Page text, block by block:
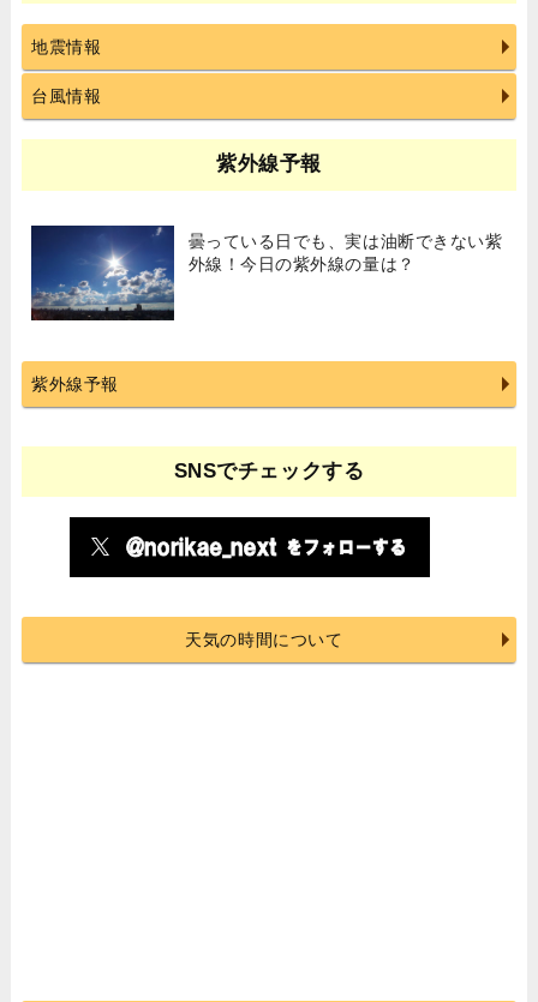
地震情報
台風情報
紫外線予報
曇っている日でも、実は油断できない紫
外線！今日の紫外線の量は？
紫外線予報
SNSでチェックする
天気の時間について